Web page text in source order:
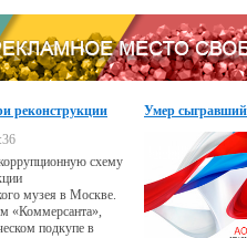
реконструкции
схему
музея в Москве.
«Коммерсанта»,
подкупе в
Умер